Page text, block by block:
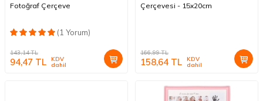
Fotoğraf Çerçeve
(1 Yorum)
143,14TL
94,47 TL KDV
dahil
Çerçevesi - 15x20cm
166,99TL
158,64 TL KDV
dahil